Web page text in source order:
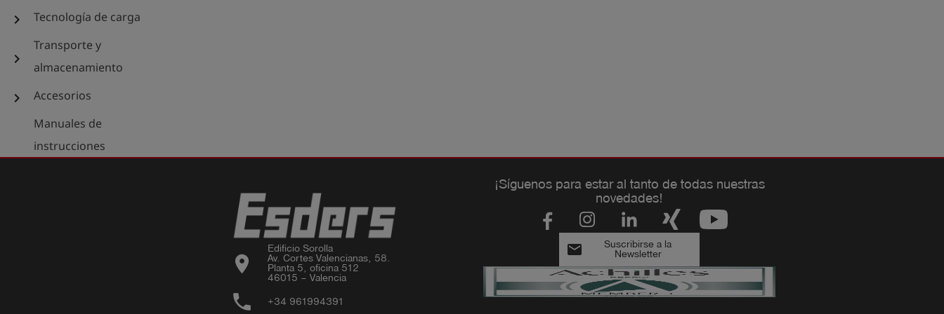
chevron_right Tecnología de carga
chevron_right
Transporte y
almacenamiento
chevron_right
Accesorios
Manuales de
instrucciones
location_on
Edificio Sorolla
Av. Cortes Valencianas, 58.
Planta 5, oficina 512
46015 – Valencia
phone +34 961994391
¡Síguenos para estar al tanto de todas nuestras
novedades!
email
Suscribirse a la
Newsletter